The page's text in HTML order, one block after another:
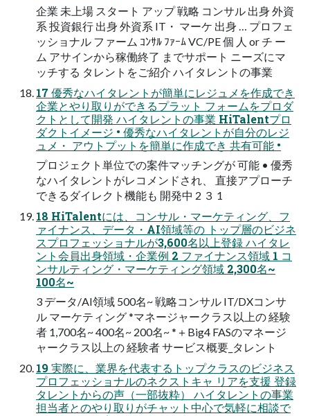
企業 未上場 スタート アップ 戦略 コンサル 出身 外資
系 投資銀行 出身 外資系 IT・ マーケ 出身 … プロフェ
ッショナル ファーム ｺﾝｻﾙ ﾌｧｰﾑ VC/PE 個 人 or チ ー
ム アサインから稼働終了 までサポート ニーズにマ
ッチする タレントをご紹介 ハイタレントの事業
17 優秀なハイタレントが簡単にレジュメを作成でき
企業とやり取りができるプラット フォームをプロダ
クトとして開発 ハイタレントの事業 HiTalentプロ
ダクトイメージ • 優秀なハイタレントが自分のレジ
ュメ・ アウトプットを簡単に作成でき 共有可能 •
プロジェクト単位での案件マッチングが 可能 • 優秀
なハイタレントがレコメンドされ、 直接アプローチ
できるダイレクト機能も 開発中 2 ３ 1
18 HiTalentには、コンサル・マーケティング、フ
ァイナンス、データ・AI領域等の トップ層のビジネ
スプロフェッショナルが3,600名以上登録 ハイタレ
ント会員出身領域・企業例 2 ファイナンス領域 1 コ
ンサルティング・マーケティング領域 2,300名~
100名~
3 データ/AI領域 500名~ 戦略コンサル IT/DXコンサ
ル マーケティング *マネージャークラス以上の 経験
者 1,700名~ 400名~ 200名~ *＋Big4 FASのマネージ
ャークラス以上の 経験者 サービス概要_タレント
19 実際に、業界を代表するトップクラスのビジネス
プロフェッショナルのネクストキャ リアを支援 登録
タレントからの声（一部抜粋） ハイタレントの事業
担当者とのやり取りがチャット中心で気軽に相談で